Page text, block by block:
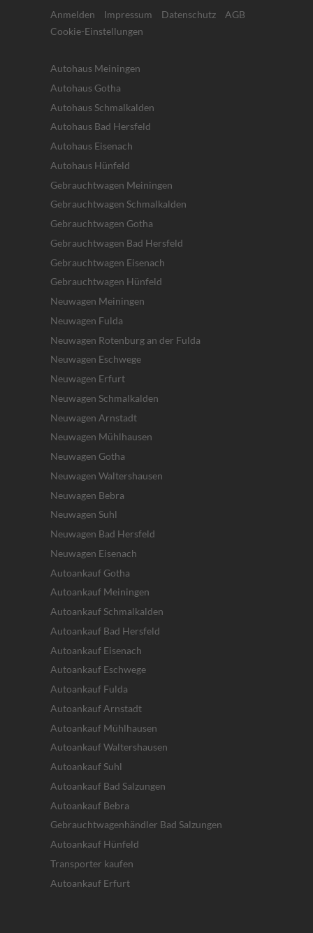
Anmelden Impressum Datenschutz
AGB
Cookie-Einstellungen
Autohaus Meiningen
Autohaus Gotha
Autohaus Schmalkalden
Autohaus Bad Hersfeld
Autohaus Eisenach
Autohaus Hünfeld
Gebrauchtwagen Meiningen
Gebrauchtwagen Schmalkalden
Gebrauchtwagen Gotha
Gebrauchtwagen Bad Hersfeld
Gebrauchtwagen Eisenach
Gebrauchtwagen Hünfeld
Neuwagen Meiningen
Neuwagen Fulda
Neuwagen Rotenburg an der Fulda
Neuwagen Eschwege
Neuwagen Erfurt
Neuwagen Schmalkalden
Neuwagen Arnstadt
Neuwagen Mühlhausen
Neuwagen Gotha
Neuwagen Waltershausen
Neuwagen Bebra
Neuwagen Suhl
Neuwagen Bad Hersfeld
Neuwagen Eisenach
Autoankauf Gotha
Autoankauf Meiningen
Autoankauf Schmalkalden
Autoankauf Bad Hersfeld
Autoankauf Eisenach
Autoankauf Eschwege
Autoankauf Fulda
Autoankauf Arnstadt
Autoankauf Mühlhausen
Autoankauf Waltershausen
Autoankauf Suhl
Autoankauf Bad Salzungen
Autoankauf Bebra
Gebrauchtwagenhändler Bad Salzungen
Autoankauf Hünfeld
Transporter kaufen
Autoankauf Erfurt